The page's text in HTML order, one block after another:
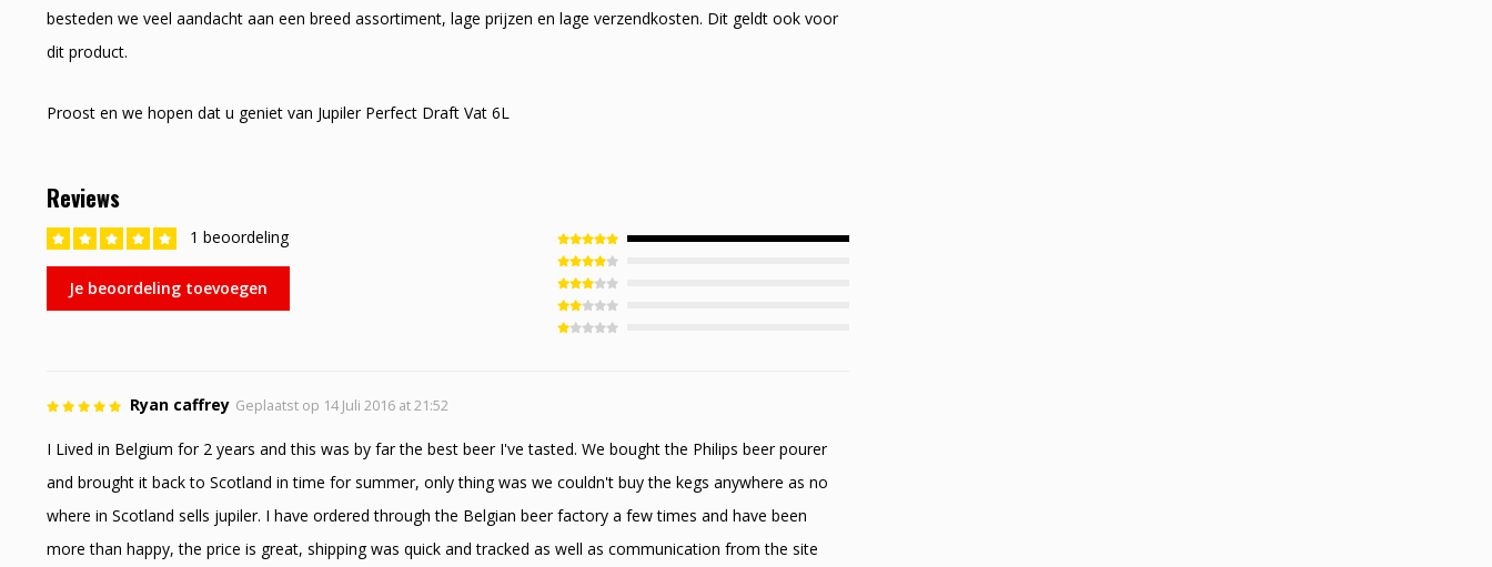
besteden we veel aandacht aan een breed assortiment, lage prijzen en lage verzendkosten. Dit geldt ook voor
dit product.
Proost en we hopen dat u geniet van Jupiler Perfect Draft Vat 6L
Reviews
1 beoordeling
Je beoordeling toevoegen
Ryan caffrey Geplaatst op 14 Juli 2016 at 21:52
I Lived in Belgium for 2 years and this was by far the best beer I've tasted. We bought the Philips beer pourer
and brought it back to Scotland in time for summer, only thing was we couldn't buy the kegs anywhere as no
where in Scotland sells jupiler. I have ordered through the Belgian beer factory a few times and have been
more than happy, the price is great, shipping was quick and tracked as well as communication from the site